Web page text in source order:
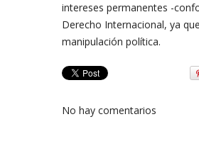
intereses permanentes -
Derecho Internacional, ya
manipulación política.
No hay comentarios